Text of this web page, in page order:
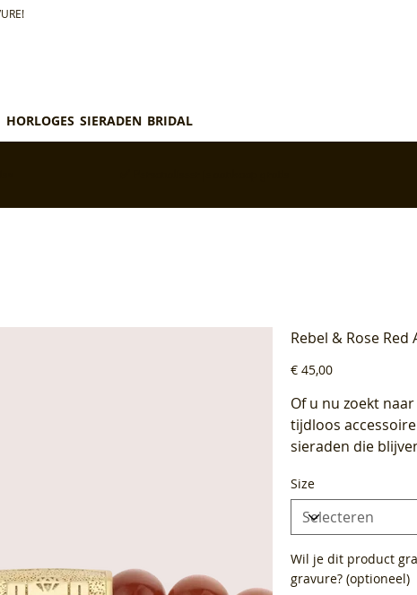
HORLOGES SIERADEN BRIDAL
Rebel & Rose Red
Prijs
€ 45,00
Of u nu zoekt
tijdloos
sieraden die
Size
Wil je dit product
gravure? (optioneel)